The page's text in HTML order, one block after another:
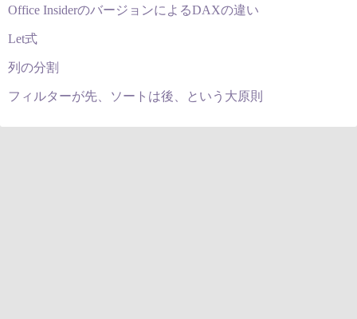
Office InsiderのバージョンによるDAXの違い
Let式
列の分割
フィルターが先、ソートは後、という大原則